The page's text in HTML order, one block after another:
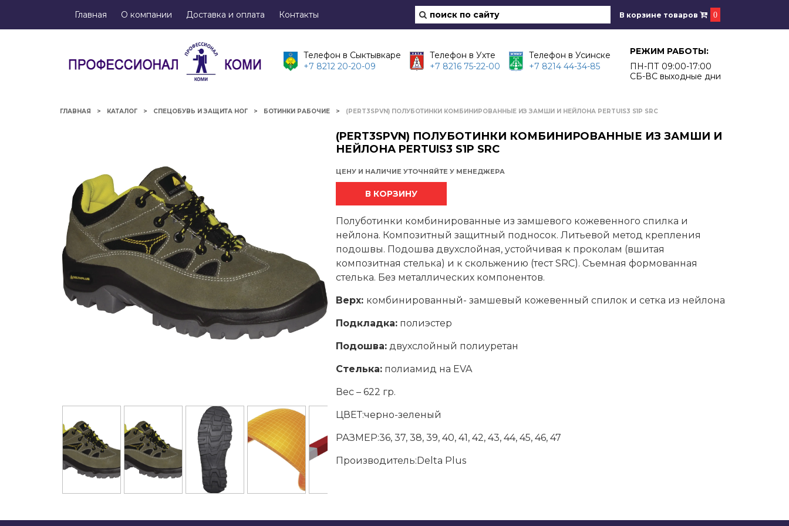
Главная О компании Доставка и оплата Контакты В корзине товаров 0
Телефон в Сыктывкаре
+7 8212 20-20-09
Телефон в Ухте
+7 8216 75-22-00
Телефон в Усинске
+7 8214 44-34-85
РЕЖИМ РАБОТЫ:
ПН-ПТ 09:00-17:00
СБ-ВС выходные дни
ГЛАВНАЯ КАТАЛОГ СПЕЦОБУВЬ И ЗАЩИТА НОГ БОТИНКИ РАБОЧИЕ (PERT3SPVN) ПОЛУБОТИНКИ КОМБИНИРОВАННЫЕ ИЗ ЗАМШИ И НЕЙЛОНА PERTUIS3 S1P SRC
(PERT3SPVN) ПОЛУБОТИНКИ КОМБИНИРОВАННЫЕ ИЗ ЗАМШИ И
НЕЙЛОНА PERTUIS3 S1P SRC
ЦЕНУ И НАЛИЧИЕ УТОЧНЯЙТЕ У МЕНЕДЖЕРА
В КОРЗИНУ
Полуботинки комбинированные из замшевого кожевенного спилка и
нейлона. Композитный защитный подносок. Литьевой метод крепления
подошвы. Подошва двухслойная, устойчивая к проколам (вшитая
композитная стелька) и к скольжению (тест SRC). Съемная формованная
стелька. Без металлических компонентов.
Верх: комбинированный- замшевый кожевенный спилок и сетка из нейлона
Подкладка: полиэстер
Подошва: двухслойный полиуретан
Стелька: полиамид на EVA
Вес – 622 гр.
ЦВЕТ:черно-зеленый
РАЗМЕР:36, 37, 38, 39, 40, 41, 42, 43, 44, 45, 46, 47
Производитель:Delta Plus